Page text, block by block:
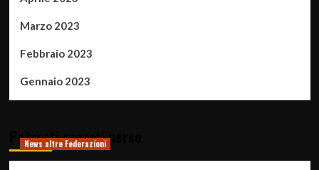
Marzo 2023
Febbraio 2023
Gennaio 2023
Potresti esserti perso
News altre Federazioni